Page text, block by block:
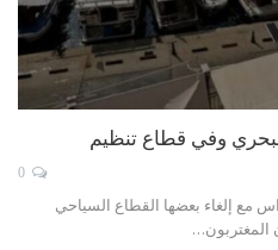
وفي قطاع تنظيم
مع إلغاء بعضها القطاع السياحي
المغتربون…